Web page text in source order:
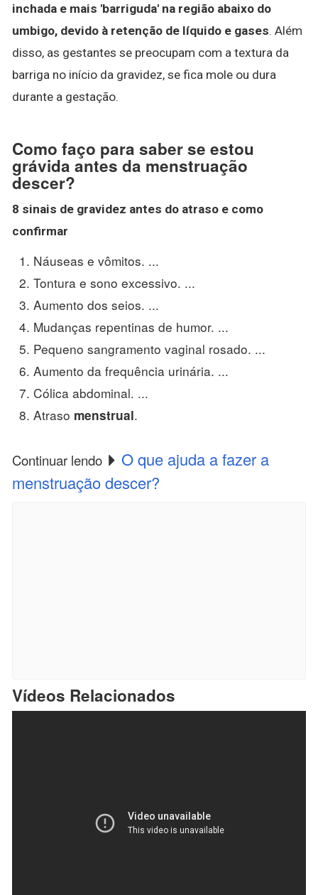
inchada e mais 'barriguda' na região abaixo do
umbigo, devido à retenção de líquido e gases. Além
disso, as gestantes se preocupam com a textura da
barriga no início da gravidez, se fica mole ou dura
durante a gestação.
Como faço para saber se estou
grávida antes da menstruação
descer?
8 sinais de gravidez antes do atraso e como
confirmar
Náuseas e vômitos. ...
Tontura e sono excessivo. ...
Aumento dos seios. ...
Mudanças repentinas de humor. ...
Pequeno sangramento vaginal rosado. ...
Aumento da frequência urinária. ...
Cólica abdominal. ...
Atraso menstrual.
Continuar lendo
O que ajuda a fazer a
menstruação descer?
Vídeos Relacionados